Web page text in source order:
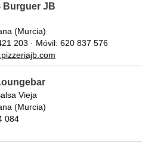
Burguer JB
(Murcia)
203 · Móvil: 620 837 576
Vieja
(Murcia)
084